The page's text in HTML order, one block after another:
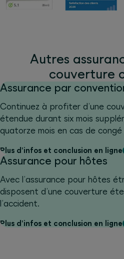
Autres
couverture
Assurance par
Continuez à profiter d’une
étendue durant six mois
quatorze mois en cas de
Plus d'infos et conclusion en ligne
Assurance pour hôtes
Avec l’assurance pour hôtes
disposent d’une couverture
l’accident.
Plus d'infos et conclusion en ligne